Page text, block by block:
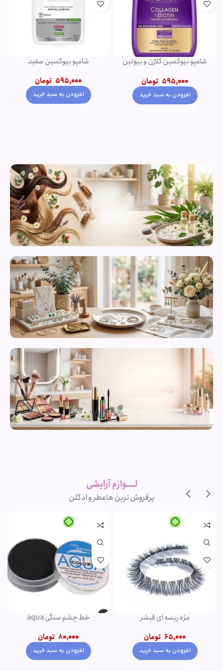
دئودورانت مردانه نوریتا مدل
320,000 تومان
افزودن به سبد خرید
شامپو فورت اصل
650,000 تومان550,000
افزودن به سبد خرید
محصولات
مراقبت از
پوست
برندلــــوازم آرایشی
پرفروش ترین هاعطر و ادکلن
-1%
پنکک مهرونا
تومان345,000
انتخاب گزینه ها
-20%
کرم پودر پمپی دتوکس نوت | پوشش
1,500,000 تومان
1,200,000 تومان
انتخاب گزینه ها